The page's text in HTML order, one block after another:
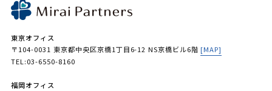
東京オフィス
〒104-0031 東京都中央区京橋1丁目6-12 NS京橋ビル6階 [MAP]
TEL:03-6550-8160
福岡オフィス